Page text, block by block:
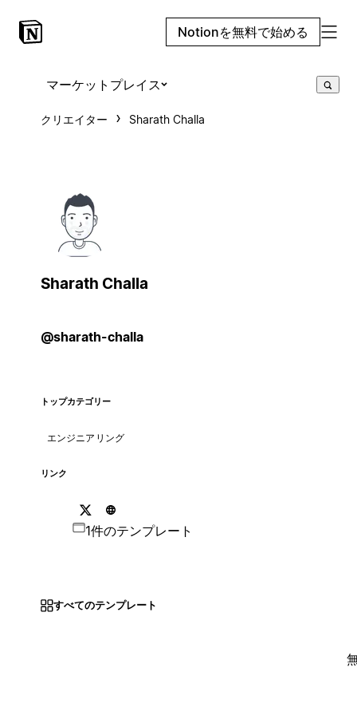
Notionを無料で始める
マーケットプレイス
クリエイター Sharath Challa
Sharath Challa
@sharath-challa
トップカテゴリー
エンジニアリング
リンク
1件のテンプレート
すべてのテンプレート